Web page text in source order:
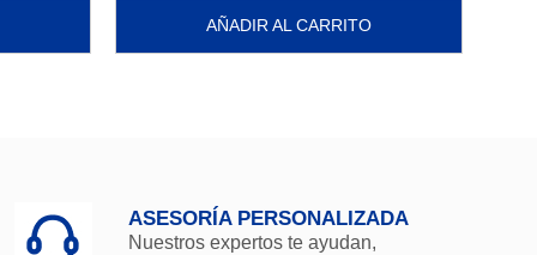
AÑADIR AL CARRITO
ASESORÍA PERSONALIZADA
Nuestros expertos te ayudan,